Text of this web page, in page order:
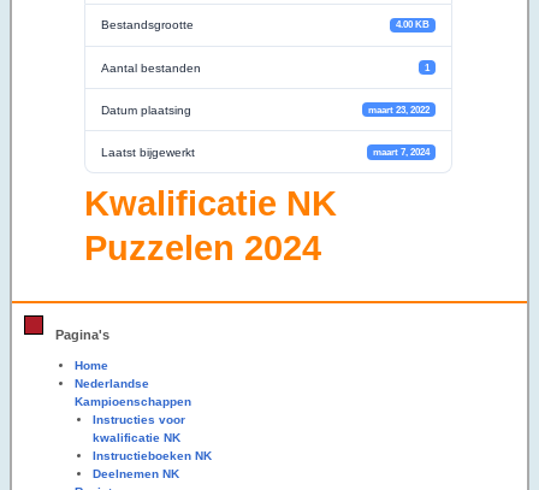
Bestandsgrootte 4.00 KB
Aantal bestanden 1
Datum plaatsing maart 23, 2022
Laatst bijgewerkt maart 7, 2024
Kwalificatie NK
Puzzelen 2024
Pagina's
Home
Nederlandse
Kampioenschappen
Instructies voor
kwalificatie NK
Instructieboeken NK
Deelnemen NK